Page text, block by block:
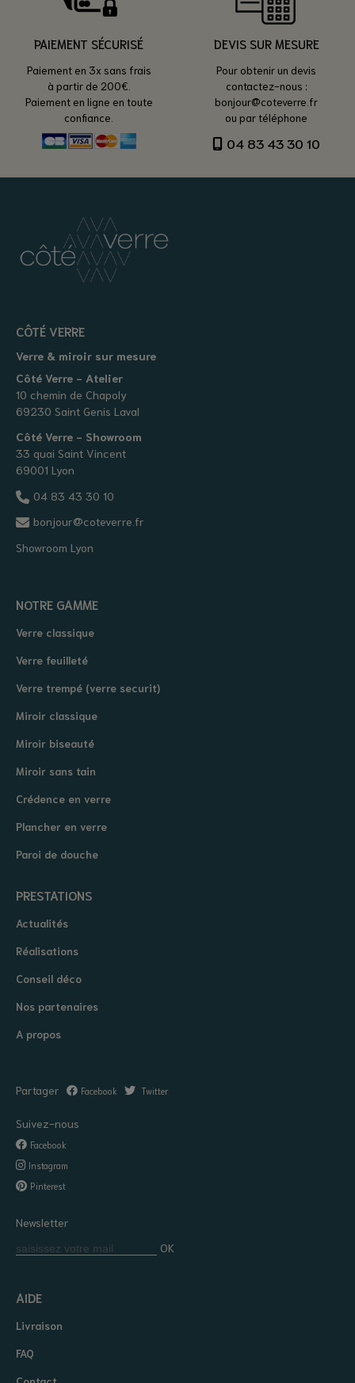
PAIEMENT SÉCURISÉ
Paiement en 3x sans frais
à partir de 200€.
Paiement en ligne en toute
confiance.
DEVIS SUR MESURE
Pour obtenir un devis
contactez-nous :
bonjour@coteverre.fr
ou par téléphone
04 83 43 30 10
CÔTÉ VERRE
Verre & miroir sur mesure
Côté Verre - Atelier
10 chemin de Chapoly
69230 Saint Genis Laval
Côté Verre - Showroom
33 quai Saint Vincent
69001 Lyon
04 83 43 30 10
bonjour@coteverre.fr
Showroom Lyon
NOTRE GAMME
Verre classique
Verre feuilleté
Verre trempé (verre securit)
Miroir classique
Miroir biseauté
Miroir sans tain
Crédence en verre
Plancher en verre
Paroi de douche
PRESTATIONS
Actualités
Réalisations
Conseil déco
Nos partenaires
A propos
Partager Facebook Twitter
Suivez-nous
Facebook
Instagram
Pinterest
Newsletter
OK
AIDE
Livraison
FAQ